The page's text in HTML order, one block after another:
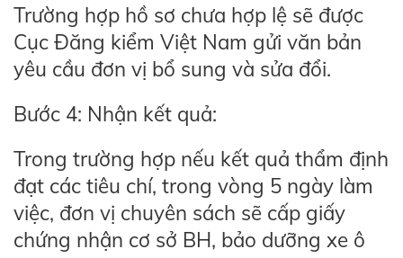
Trường hợp hồ sơ chưa hợp lệ sẽ được
Cục Đăng kiểm Việt Nam gửi văn bản
yêu cầu đơn vị bổ sung và sửa đổi.
Bước 4: Nhận kết quả:
Trong trường hợp nếu kết quả thẩm định
đạt các tiêu chí, trong vòng 5 ngày làm
việc, đơn vị chuyên sách sẽ cấp giấy
chứng nhận cơ sở BH, bảo dưỡng xe ô